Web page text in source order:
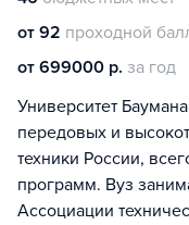
от 92 проходной
от 699000 р. за год
Университет
передовых и
техники России,
программ. Вуз
Ассоциации